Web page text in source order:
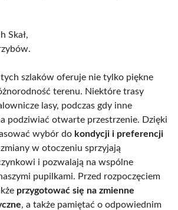
Skał,
szlaków oferuje nie tylko piękne
terenu. Niektóre trasy
lasy, podczas gdy inne
podziwiać otwarte przestrzenie. Dzięki
wybór do kondycji i preferencji
zmiany w otoczeniu sprzyjają
i pozwalają na wspólne
pupilkami. Przed rozpoczęciem
przygotować się na zmienne
, a także pamiętać o odpowiednim